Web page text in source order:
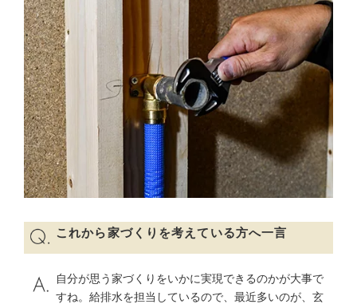
これから家づくりを考えている方へ一言
自分が思う家づくりをいかに実現できるのかが大事で
すね。給排水を担当しているので、最近多いのが、玄